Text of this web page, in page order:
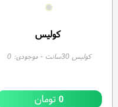
کولیس
کولیس 30سانت - موجودی: 0
0تومان